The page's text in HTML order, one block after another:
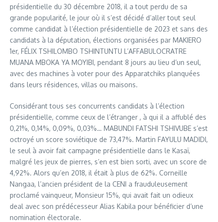
présidentielle du 30 décembre 2018, il a tout perdu de sa
grande popularité, le jour où il s’est décidé d’aller tout seul
comme candidat à l’élection présidentielle de 2023 et sans des
candidats à la députation, élections organisées par MAKIERO
1er, FÉLIX TSHILOMBO TSHINTUNTU L’AFFABULOCRATRE
MUANA MBOKA YA MOYIBI, pendant 8 jours au lieu d’un seul,
avec des machines à voter pour des Apparatchiks planquées
dans leurs résidences, villas ou maisons.
Considérant tous ses concurrents candidats à l’élection
présidentielle, comme ceux de l’étranger , à qui il a affublé des
0,21%, 0,14%, 0,09%, 0,03%… MABUNDI FATSHI TSHIVUBE s’est
octroyé un score soviétique de 73,47%. Martin FAYULU MADIDI,
le seul à avoir fait campagne présidentielle dans le Kasaï,
malgré les jeux de pierres, s’en est bien sorti, avec un score de
4,92%. Alors qu’en 2018, il était à plus de 62%. Corneille
Nangaa, l’ancien président de la CENI a frauduleusement
proclamé vainqueur, Monsieur 15%, qui avait fait un odieux
deal avec son prédécesseur Alias Kabila pour bénéficier d’une
nomination électorale.